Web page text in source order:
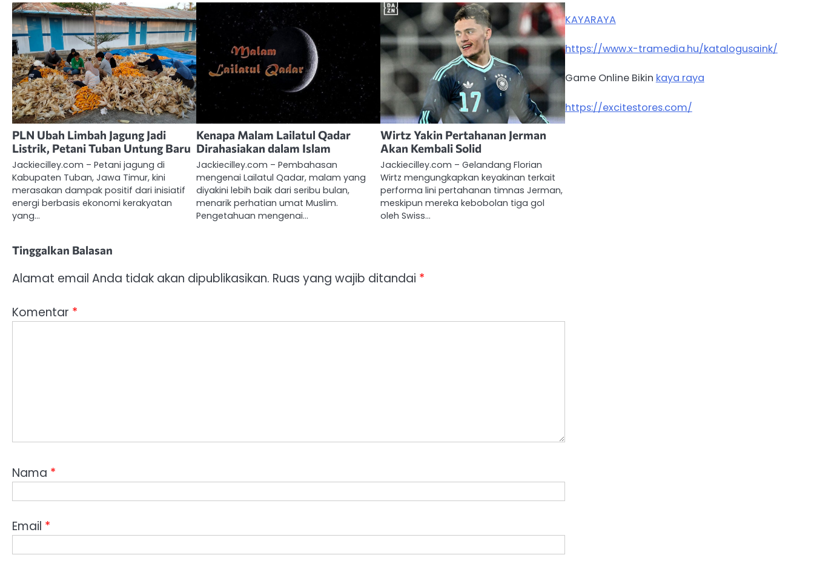
PLN Ubah Limbah Jagung Jadi
Listrik, Petani Tuban Untung Baru
Jackiecilley.com – Petani jagung di
Kabupaten Tuban, Jawa Timur, kini
merasakan dampak positif dari inisiatif
energi berbasis ekonomi kerakyatan
yang…
Kenapa Malam Lailatul Qadar
Dirahasiakan dalam Islam
Jackiecilley.com – Pembahasan
mengenai Lailatul Qadar, malam yang
diyakini lebih baik dari seribu bulan,
menarik perhatian umat Muslim.
Pengetahuan mengenai…
Wirtz Yakin Pertahanan Jerman
Akan Kembali Solid
Jackiecilley.com – Gelandang Florian
Wirtz mengungkapkan keyakinan terkait
performa lini pertahanan timnas Jerman,
meskipun mereka kebobolan tiga gol
oleh Swiss…
Tinggalkan Balasan
Alamat email Anda tidak akan dipublikasikan. Ruas yang wajib ditandai *
Komentar *
Nama *
Email *
KAYARAYA
https://www.x-tramedia.hu/katalogusaink/
Game Online Bikin kaya raya
https://excitestores.com/